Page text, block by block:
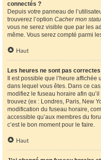
connectés ?
Depuis votre panneau de
trouverez l’option Cacher mon
vous ne serez visible que par les
même. Vous serez compté parmi
Haut
Les heures ne sont pas correctes
Il est possible que l’heure
dans lequel vous êtes. Dans ce
modifiez le fuseau horaire afin
trouvez (ex : Londres, Paris, New
modification du fuseau horaire,
accessible qu’aux membres du
c’est le bon moment pour le faire.
Haut